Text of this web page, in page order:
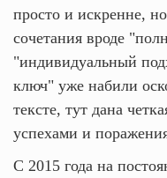
просто и искренне,
сочетания вроде
"индивидуальный
ключ" уже набили
тексте, тут дана
успехами и
С 2015 года на